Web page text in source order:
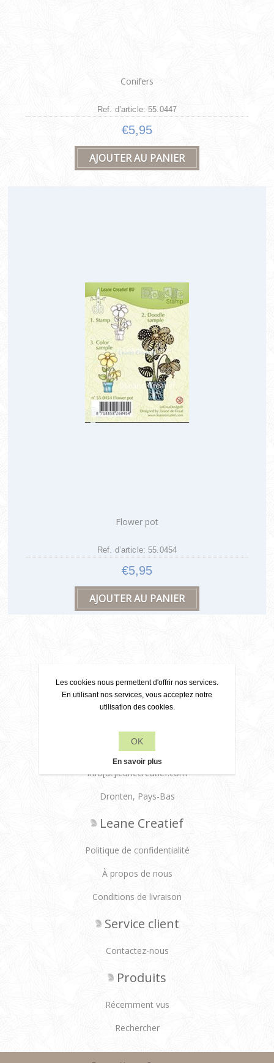
Conifers
Ref. d’article: 55.0447
€5,95
Flower pot
Ref. d’article: 55.0454
€5,95
Contact
+31 6 22 79 49 42
info[at]leanecreatief.com
Dronten, Pays-Bas
Leane Creatief
Politique de confidentialité
À propos de nous
Conditions de livraison
Service client
Contactez-nous
Produits
Récemment vus
Rechercher
Les cookies nous permettent d'offrir nos services.
En utilisant nos services, vous acceptez notre
utilisation des cookies.
OK
En savoir plus